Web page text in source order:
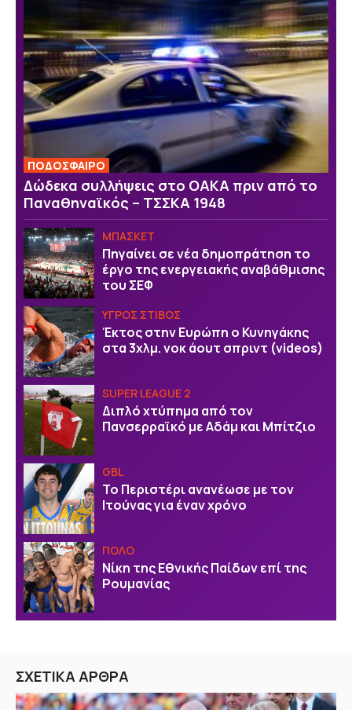
ΠΟΔΟΣΦΑΙΡΟ
Δώδεκα συλλήψεις στο ΟΑΚΑ πριν από το
Παναθηναϊκός – ΤΣΣΚΑ 1948
ΜΠΑΣΚΕΤ
Πηγαίνει σε νέα δημοπράτηση το
έργο της ενεργειακής αναβάθμισης
του ΣΕΦ
ΥΓΡΟΣ ΣΤΙΒΟΣ
Έκτος στην Ευρώπη ο Κυνηγάκης
στα 3χλμ. νοκ άουτ σπριντ (videos)
SUPER LEAGUE 2
Διπλό χτύπημα από τον
Πανσερραϊκό με Αδάμ και Μπίτζιο
GBL
Το Περιστέρι ανανέωσε με τον
Ιτούνας για έναν χρόνο
ΠΟΛΟ
Νίκη της Εθνικής Παίδων επί της
Ρουμανίας
ΣΧΕΤΙΚΑ ΑΡΘΡΑ